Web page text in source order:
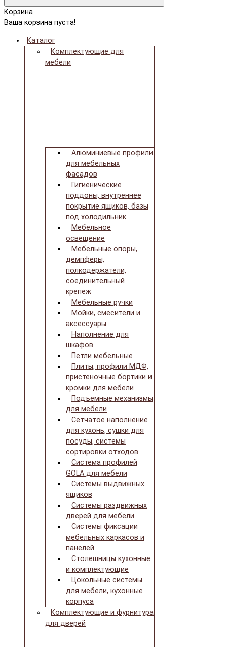
Корзина
Ваша корзина пуста!
Каталог
Комплектующие для
мебели
Алюминиевые профили
для мебельных
фасадов
Гигиенические
поддоны, внутреннее
покрытие ящиков, базы
под холодильник
Мебельное
освещение
Мебельные опоры,
демпферы,
полкодержатели,
соединительный
крепеж
Мебельные ручки
Мойки, смесители и
аксессуары
Наполнение для
шкафов
Петли мебельные
Плиты, профили МДФ,
пристеночные бортики и
кромки для мебели
Подъемные механизмы
для мебели
Сетчатое наполнение
для кухонь, сушки для
посуды, системы
сортировки отходов
Система профилей
GOLA для мебели
Системы выдвижных
ящиков
Системы раздвижных
дверей для мебели
Системы фиксации
мебельных каркасов и
панелей
Столешницы кухонные
и комплектующие
Цокольные системы
для мебели, кухонные
корпуса
Комплектующие и фурнитура
для дверей